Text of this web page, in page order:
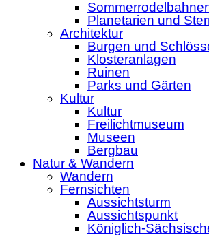
Planetarien und
Architektur
Burgen und
Klosteranlagen
Ruinen
Parks und Gärten
Kultur
Kultur
Freilichtmuseum
Museen
Bergbau
Natur & Wandern
Wandern
Fernsichten
Aussichtsturm
Aussichtspunkt
Königlich-